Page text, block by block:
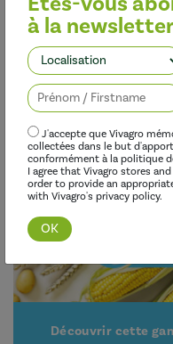
Optimiser l’efficacité
Nos adjuvants permettent
herbicides, des fongicides,
croissance, tout en
Découvrir cette
à la
J'accepte que Vivagro
collectées dans le but
conformément à la politique
I agree that Vivagro stores
order to provide an
with Vivagro's privacy policy.